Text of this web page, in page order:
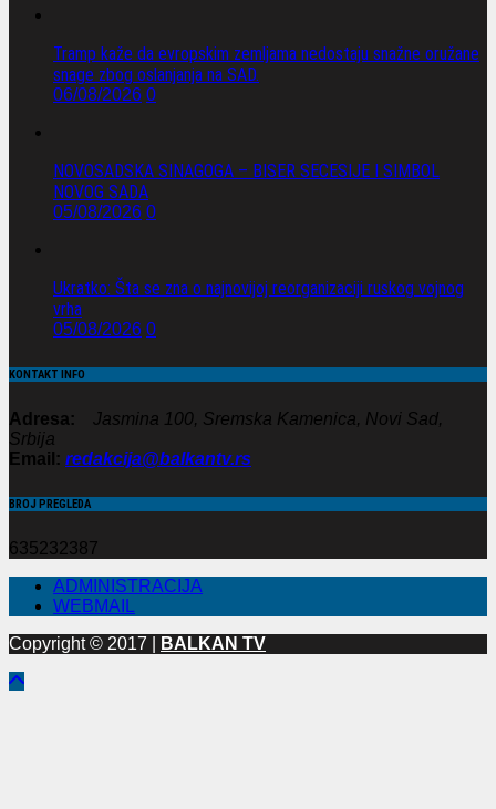
Tramp kaže da evropskim zemljama nedostaju snažne oružane
snage zbog oslanjanja na SAD.
06/08/2026 0
NOVOSADSKA SINAGOGA – BISER SECESIJE I SIMBOL
NOVOG SADA
05/08/2026 0
Ukratko: Šta se zna o najnovijoj reorganizaciji ruskog vojnog
vrha
05/08/2026 0
KONTAKT INFO
Adresa:
Jasmina 100, Sremska Kamenica, Novi Sad,
Srbija
Email: redakcija@balkantv.rs
BROJ PREGLEDA
635232387
ADMINISTRACIJA
WEBMAIL
Copyright © 2017 |
BALKAN TV